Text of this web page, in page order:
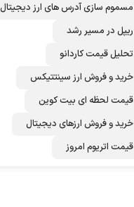
مسموم سازی آدرس های ارز دیجیتال
ریپل در مسیر رشد
تحلیل قیمت کاردانو
خرید و فروش ارز سینتتیکس
قیمت لحظه ای بیت کوین
خرید و فروش ارزهای دیجیتال
قیمت اتریوم امروز